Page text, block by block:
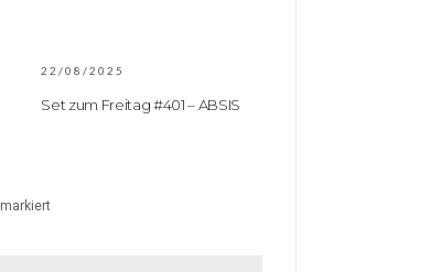
22/08/2025
Set zum Freitag #401 – ABSIS
markiert